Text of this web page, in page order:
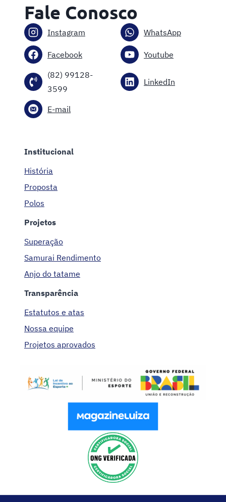
Fale Conosco
Instagram WhatsApp
Facebook
Youtube
(82) 99128-
3599
LinkedIn
E-mail
Institucional
História
Proposta
Polos
Projetos
Superação
Samurai Rendimento
Anjo do tatame
Transparência
Estatutos e atas
Nossa equipe
Projetos aprovados